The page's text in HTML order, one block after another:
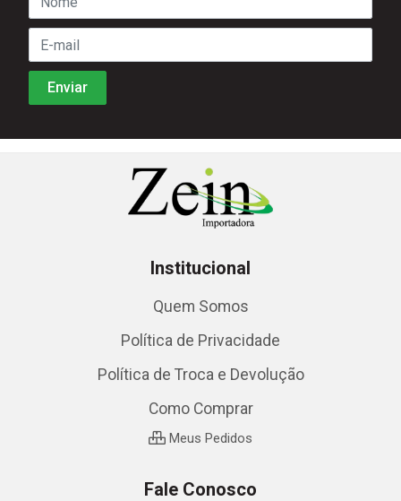
Institucional
Quem Somos
Política de Privacidade
Política de Troca e Devolução
Como Comprar
Meus Pedidos
Fale Conosco